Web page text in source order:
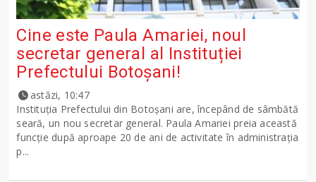
Cine este Paula Amariei, noul
secretar general al Instituției
Prefectului Botoșani!
astăzi, 10:47
Instituția Prefectului din Botoșani are, începând de sâmbătă
seară, un nou secretar general. Paula Amariei preia această
funcție după aproape 20 de ani de activitate în administrația
p...